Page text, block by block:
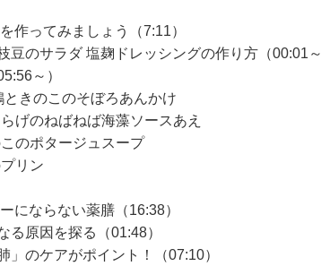
作ってみましょう（7:11）
豆のサラダ 塩麹ドレッシングの作り方（00:01
～）
きのこのそぼろあんかけ
げのねばねば海藻ソースあえ
のポタージュスープ
リン
にならない薬膳（16:38）
る原因を探る（01:48）
」のケアがポイント！（07:10）